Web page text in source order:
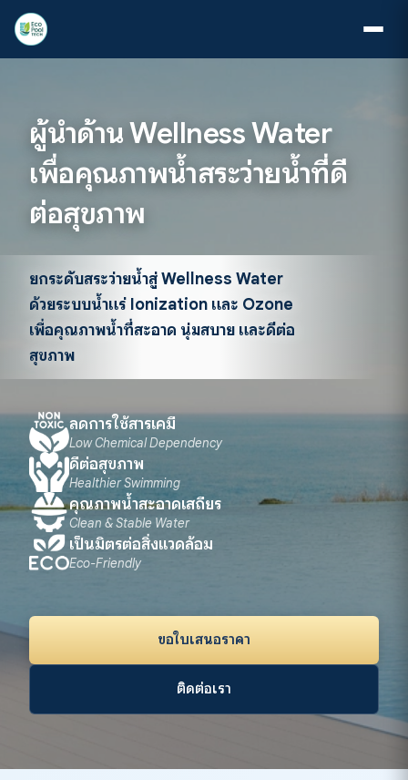
ผู้นำด้าน Wellness Water
เพื่อคุณภาพน้ำสระว่ายน้ำที่ดี
ต่อสุขภาพ
ยกระดับสระว่ายน้ำสู่ Wellness Water
ด้วยระบบน้ำแร่ Ionization และ Ozone
เพื่อคุณภาพน้ำที่สะอาด นุ่มสบาย และดีต่อ
สุขภาพ
ลดการใช้สารเคมี
Low Chemical Dependency
ดีต่อสุขภาพ
Healthier Swimming
คุณภาพน้ำสะอาดเสถียร
Clean & Stable Water
เป็นมิตรต่อสิ่งแวดล้อม
Eco-Friendly
ขอใบเสนอราคา
ติดต่อเรา